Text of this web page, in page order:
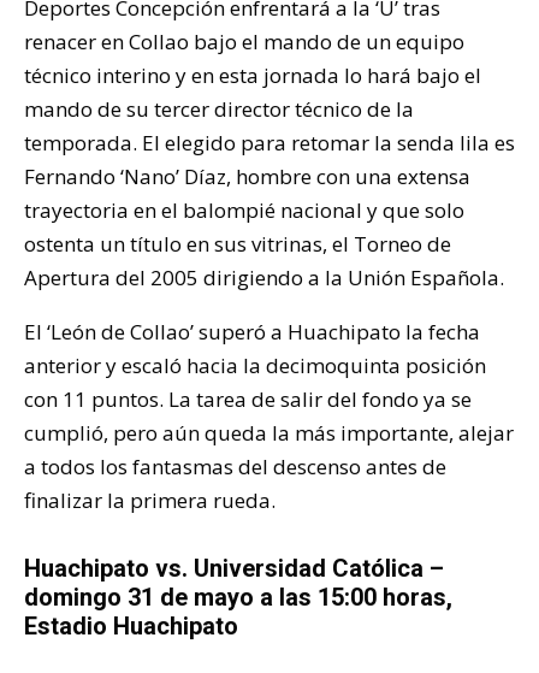
Deportes Concepción enfrentará a la ‘U’ tras
renacer en Collao bajo el mando de un equipo
técnico interino y en esta jornada lo hará bajo el
mando de su tercer director técnico de la
temporada. El elegido para retomar la senda lila es
Fernando ‘Nano’ Díaz, hombre con una extensa
trayectoria en el balompié nacional y que solo
ostenta un título en sus vitrinas, el Torneo de
Apertura del 2005 dirigiendo a la Unión Española.
El ‘León de Collao’ superó a Huachipato la fecha
anterior y escaló hacia la decimoquinta posición
con 11 puntos. La tarea de salir del fondo ya se
cumplió, pero aún queda la más importante, alejar
a todos los fantasmas del descenso antes de
finalizar la primera rueda.
Huachipato vs. Universidad Católica –
domingo 31 de mayo a las 15:00 horas,
Estadio Huachipato